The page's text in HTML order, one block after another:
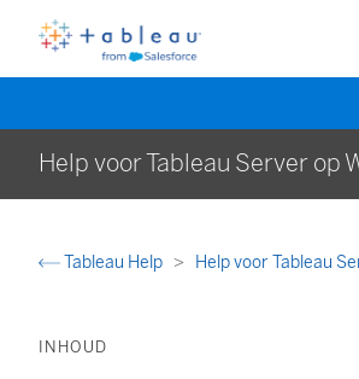
Help voor Tableau Server op
Tableau Help Help voor Tableau
INHOUD